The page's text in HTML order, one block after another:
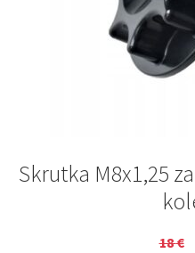
Skrutka M8x1,25
18€